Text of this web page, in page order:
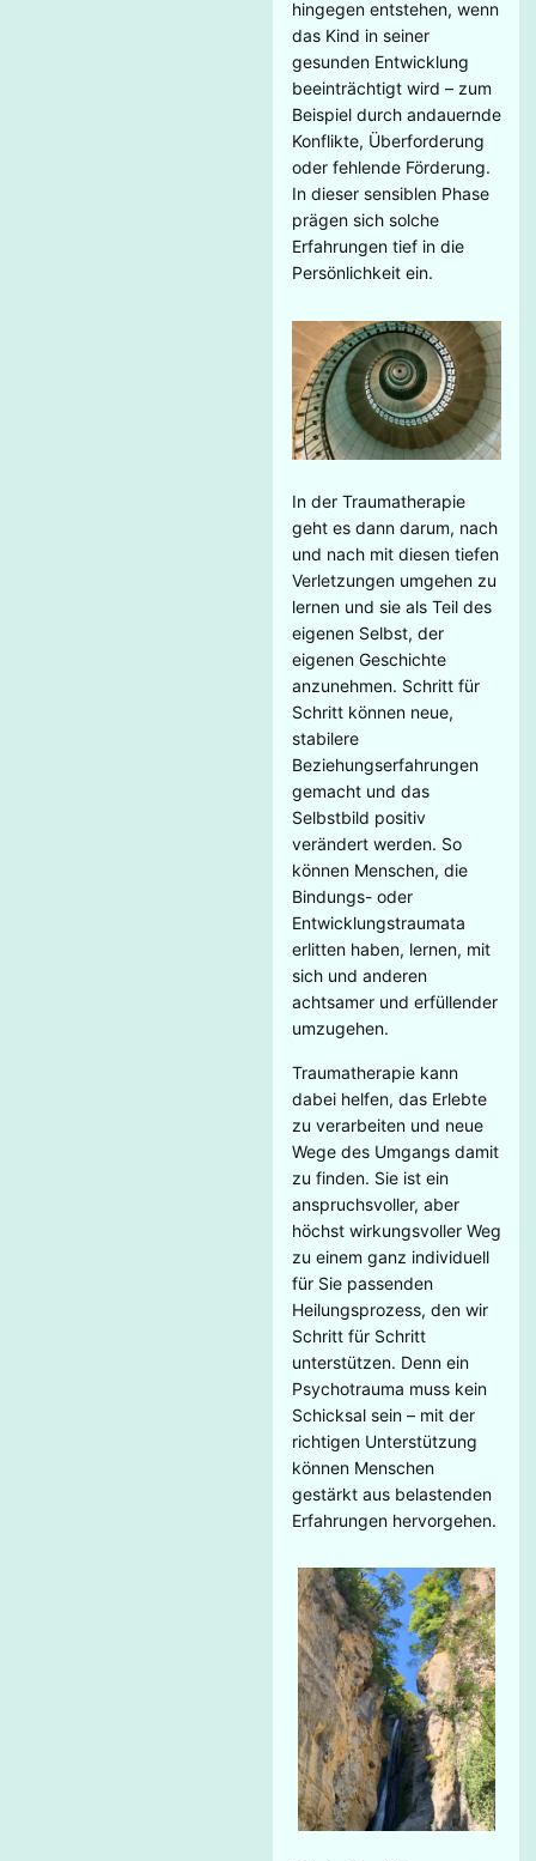
hingegen entstehen, wenn
das Kind in seiner
gesunden Entwicklung
beeinträchtigt wird – zum
Beispiel durch andauernde
Konflikte, Überforderung
oder fehlende Förderung.
In dieser sensiblen Phase
prägen sich solche
Erfahrungen tief in die
Persönlichkeit ein.
In der Traumatherapie
geht es dann darum, nach
und nach mit diesen tiefen
Verletzungen umgehen zu
lernen und sie als Teil des
eigenen Selbst, der
eigenen Geschichte
anzunehmen. Schritt für
Schritt können neue,
stabilere
Beziehungserfahrungen
gemacht und das
Selbstbild positiv
verändert werden. So
können Menschen, die
Bindungs- oder
Entwicklungstraumata
erlitten haben, lernen, mit
sich und anderen
achtsamer und erfüllender
umzugehen.
Traumatherapie kann
dabei helfen, das Erlebte
zu verarbeiten und neue
Wege des Umgangs damit
zu finden. Sie ist ein
anspruchsvoller, aber
höchst wirkungsvoller Weg
zu einem ganz individuell
für Sie passenden
Heilungsprozess, den wir
Schritt für Schritt
unterstützen. Denn ein
Psychotrauma muss kein
Schicksal sein – mit der
richtigen Unterstützung
können Menschen
gestärkt aus belastenden
Erfahrungen hervorgehen.